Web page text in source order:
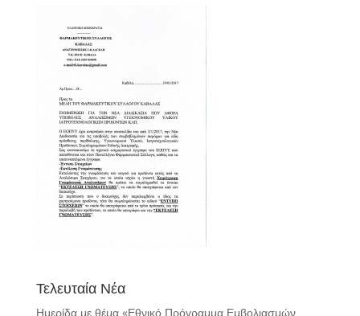
Τελευταία Νέα
Ημερίδα με θέμα «Εθνικό Πρόγραμμα Εμβολιασμών